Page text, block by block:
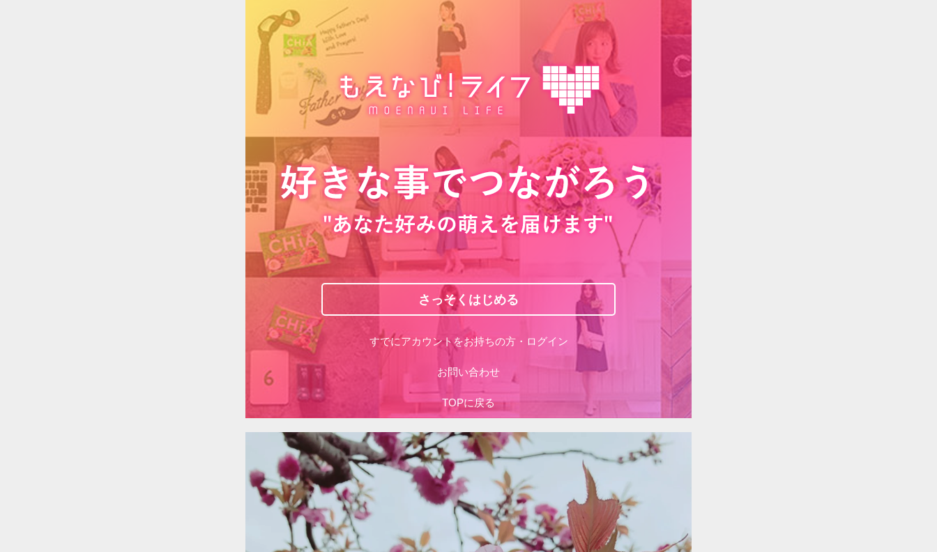
さっそくはじめる
すでにアカウントをお持ちの方・ログイン
お問い合わせ
TOPに戻る